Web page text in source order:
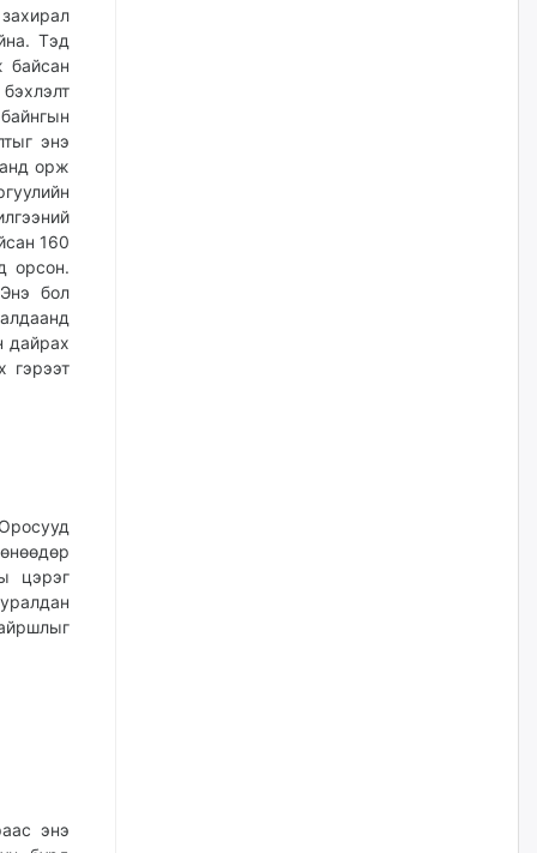
Тэд
байсан
энэ
орж
160
орсон.
бол
дайрах
гэрээт
цэрэг
энэ